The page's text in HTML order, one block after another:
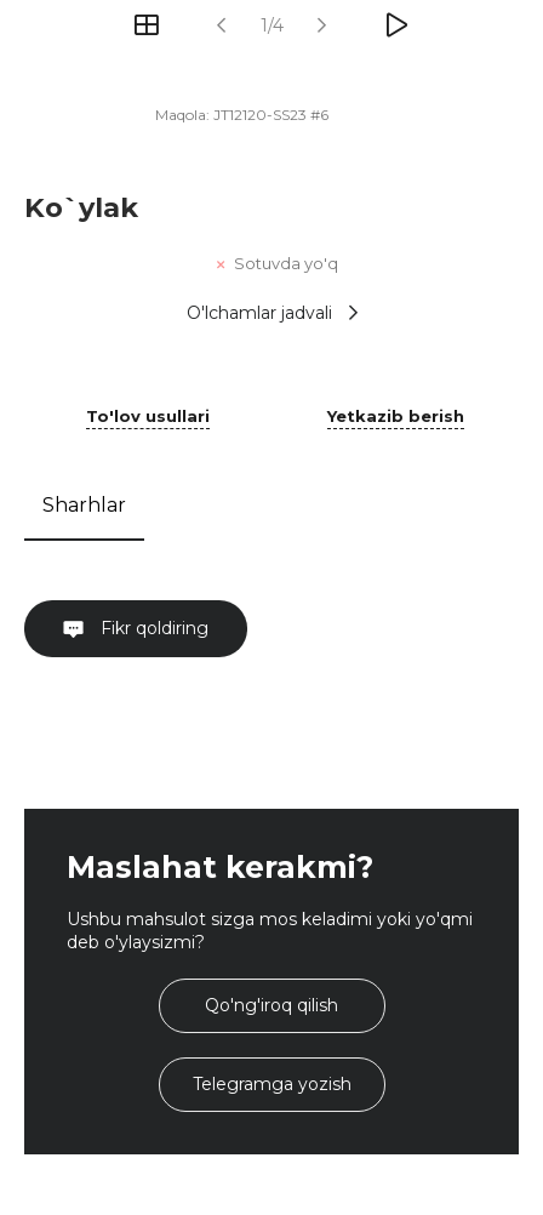
1/4
Maqola: JT12120-SS23 #6
Ko`ylak
Sotuvda yo'q
O'lchamlar jadvali
To'lov usullari Yetkazib berish
Sharhlar
Fikr qoldiring
Maslahat kerakmi?
Ushbu mahsulot sizga mos keladimi yoki yo'qmi
deb o'ylaysizmi?
Qo'ng'iroq qilish
Telegramga yozish